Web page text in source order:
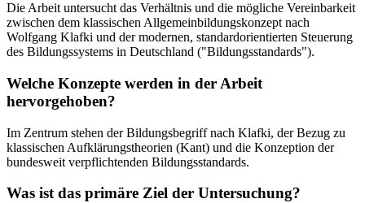
Die Arbeit untersucht das Verhältnis und die mögliche Vereinbarkeit
zwischen dem klassischen Allgemeinbildungskonzept nach
Wolfgang Klafki und der modernen, standardorientierten Steuerung
des Bildungssystems in Deutschland ("Bildungsstandards").
Welche Konzepte werden in der Arbeit
hervorgehoben?
Im Zentrum stehen der Bildungsbegriff nach Klafki, der Bezug zu
klassischen Aufklärungstheorien (Kant) und die Konzeption der
bundesweit verpflichtenden Bildungsstandards.
Was ist das primäre Ziel der Untersuchung?